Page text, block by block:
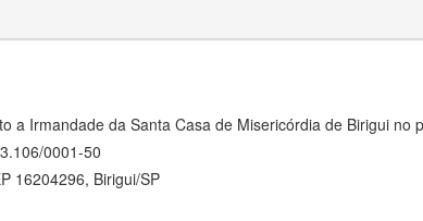
a Irmandade da Santa Casa de Misericórdia de Birigui
0001-50
16204296, Birigui/SP